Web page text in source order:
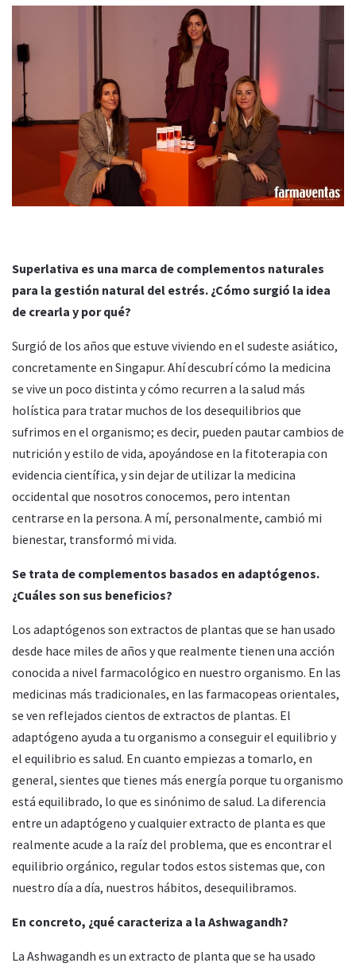
Superlativa es una marca de complementos naturales
para la gestión natural del estrés. ¿Cómo surgió la idea
de crearla y por qué?
Surgió de los años que estuve viviendo en el sudeste asiático,
concretamente en Singapur. Ahí descubrí cómo la medicina
se vive un poco distinta y cómo recurren a la salud más
holística para tratar muchos de los desequilibrios que
sufrimos en el organismo; es decir, pueden pautar cambios de
nutrición y estilo de vida, apoyándose en la fitoterapia con
evidencia científica, y sin dejar de utilizar la medicina
occidental que nosotros conocemos, pero intentan
centrarse en la persona. A mí, personalmente, cambió mi
bienestar, transformó mi vida.
Se trata de complementos basados en adaptógenos.
¿Cuáles son sus beneficios?
Los adaptógenos son extractos de plantas que se han usado
desde hace miles de años y que realmente tienen una acción
conocida a nivel farmacológico en nuestro organismo. En las
medicinas más tradicionales, en las farmacopeas orientales,
se ven reflejados cientos de extractos de plantas. El
adaptógeno ayuda a tu organismo a conseguir el equilibrio y
el equilibrio es salud. En cuanto empiezas a tomarlo, en
general, sientes que tienes más energía porque tu organismo
está equilibrado, lo que es sinónimo de salud. La diferencia
entre un adaptógeno y cualquier extracto de planta es que
realmente acude a la raíz del problema, que es encontrar el
equilibrio orgánico, regular todos estos sistemas que, con
nuestro día a día, nuestros hábitos, desequilibramos.
En concreto, ¿qué caracteriza a la Ashwagandh?
La Ashwagandh es un extracto de planta que se ha usado